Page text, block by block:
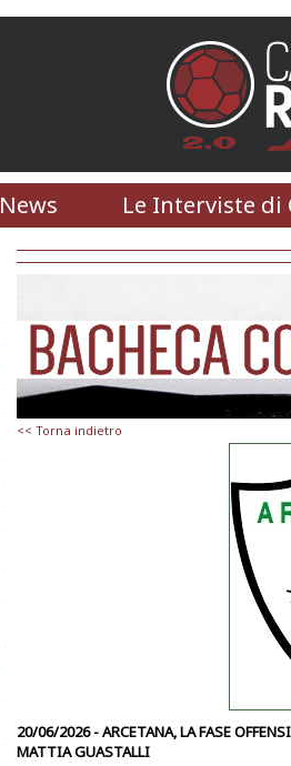
News Le Interviste di
<< Torna indietro
20/06/2026 - ARCETANA, LA FASE
MATTIA GUASTALLI